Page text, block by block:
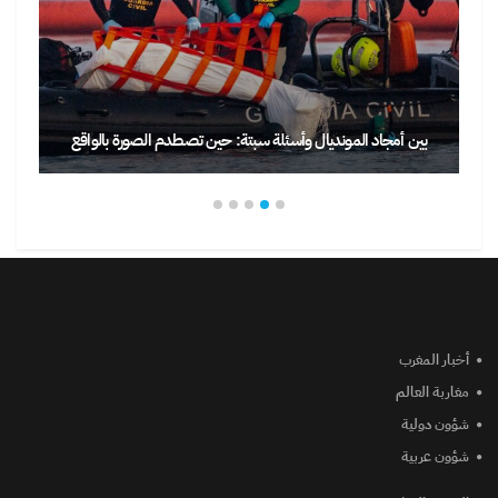
بالواقع
“فوسفاط وجوج بحورا”… وعيشَة مقهورة: بين ثروات
وقوارب…
أخبار المغرب
مغاربة العالم
شؤون دولية
شؤون عربية